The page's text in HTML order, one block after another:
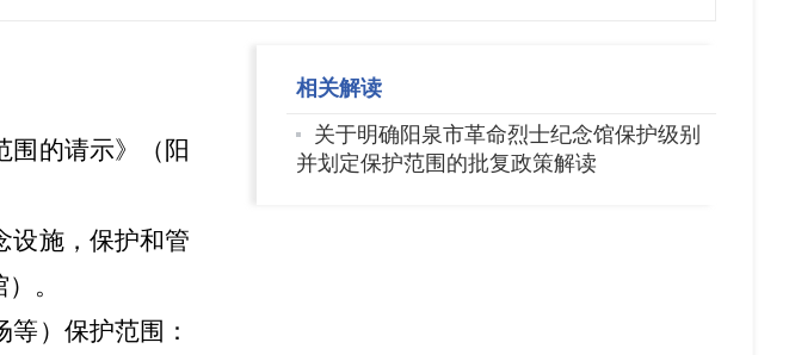
围的请示》（ 阳
设施，保护和管
。
）保护范围：
相关解读
关于明确阳泉市革命烈士纪念馆保护级别
并划定保护范围的批复政策解读